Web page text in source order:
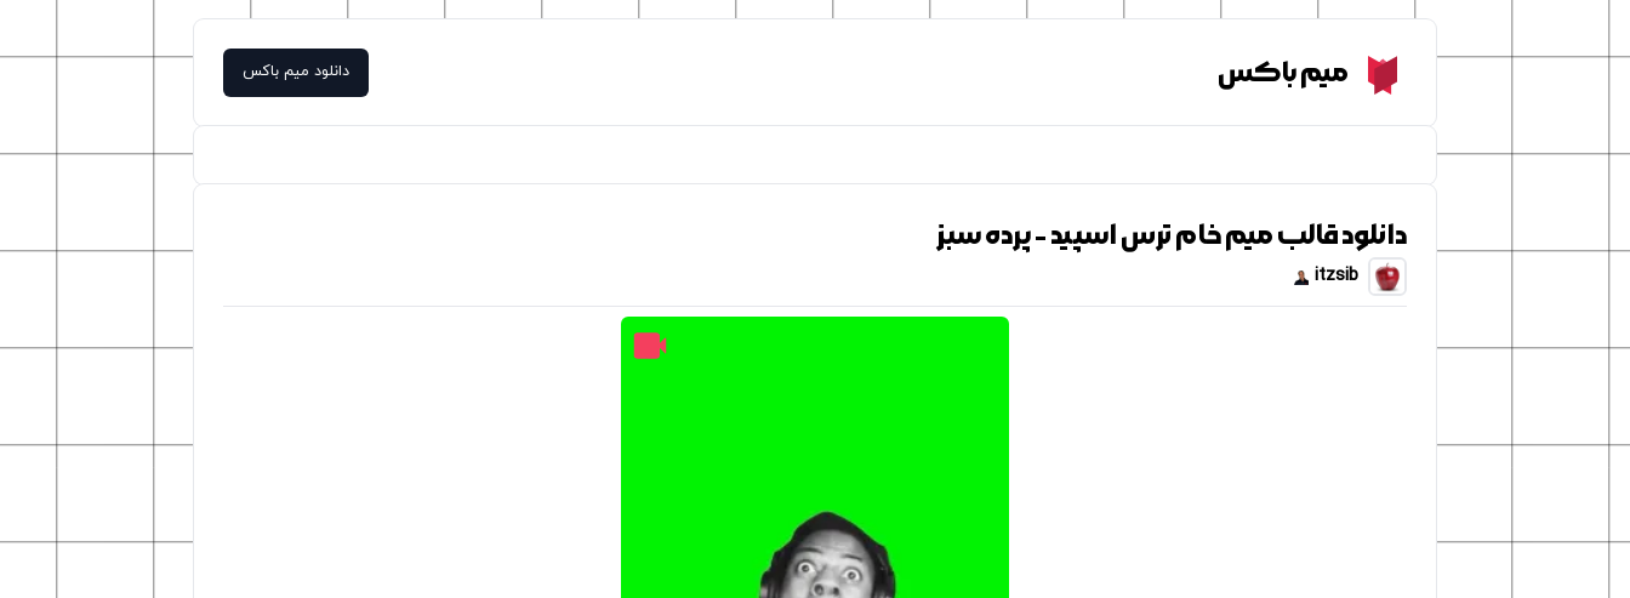
Meme Boxمیم باکس دانلود میم باکس
دانلود قالب میم خام ترس اسپید - پرده سبز
itzsib